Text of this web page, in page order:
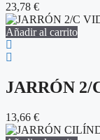
23,78 €
Añadir al carrito
JARRÓN 2/
13,66 €